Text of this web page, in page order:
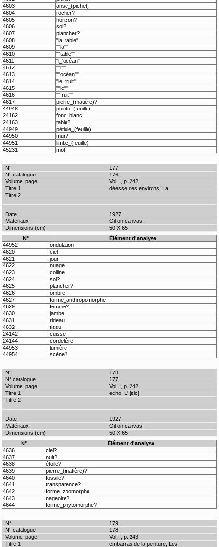
4603
anse_(pichet)
4604
rocher?
4605
horizon?
4606
sol?
4607
plancher?
4608
"la_table"
4609
""la""
4610
""table""
4611
"l_'océan"
4612
""l'""
4613
""océan""
4614
"le_fruit"
4615
""le""
4616
""fruit""
4617
pierre_(matière)?
44948
pointe_(feuille)
24162
fond_blanc
24163
table?
44949
pétiole_(feuille)
44950
mur?
44951
limbe_(feuille)
45231
mot
177
176
Vol. I, p. 242
déesse des environs, La
1927
Oil on canvas
50 X 65
N°
Élément d'analyse
44952
ondulation
4620
ciel
4621
jour
4622
nuage
4623
colline
4624
sol?
4625
plancher?
4626
ombre
4627
forme_anthropomorphe
4629
femme?
4630
jambe
4631
rideau
4632
tissu
24142
cuisse
24144
cordelière
44953
lumière
44954
scène?
178
177
Vol. I, p. 242
echo, L' [sic]
1927
Oil on canvas
50 X 65
N°
Élément d'analyse
4636
ciel?
4637
nuit?
4638
étoile?
4639
pierre_(matière)?
4640
fossile?
4641
transparence?
4642
forme_zoomorphe
4643
nageoire?
4644
forme_phytomorphe?
179
178
Vol. I, p. 243
embarras de la peinture, Les